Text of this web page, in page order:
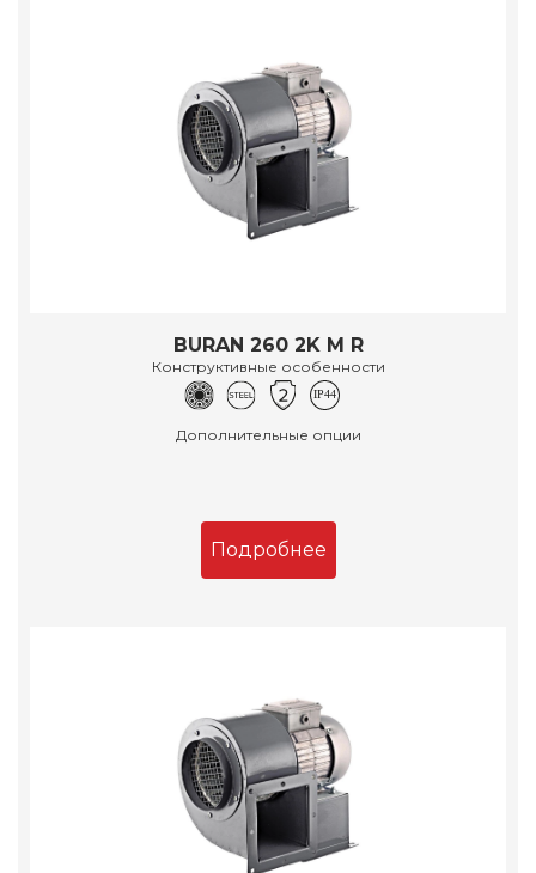
BURAN 260 2K M R
Конструктивные особенности
Дополнительные опции
Подробнее